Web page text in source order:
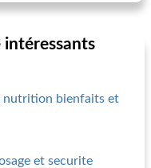
intéressants
nutrition bienfaits et
et securite